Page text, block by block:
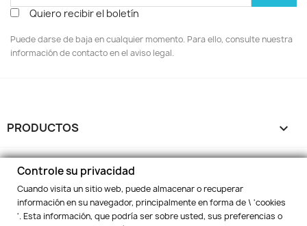
Quiero recibir el boletín
Puede darse de baja en cualquier momento. Para ello, consulte nuestra
información de contacto en el aviso legal.
PRODUCTOS 
NUESTRA EMPRESA 
SU CUENTA 
Controle su privacidad
Cuando visita un sitio web, puede almacenar o recuperar
información en su navegador, principalmente en forma de \ 'cookies
'. Esta información, que podría ser sobre usted, sus preferencias o